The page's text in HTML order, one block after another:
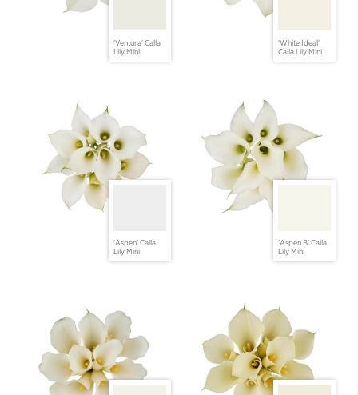
'Ventura' Calla
Lily Mini
'White Ideal'
Calla Lily Mini
'Aspen' Calla
Lily Mini
'Aspen B' Calla
Lily Mini